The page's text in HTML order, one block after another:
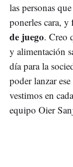
las personas
ponerles cara, y
de juego. Creo
y alimentación
día para la
poder lanzar
vestimos en
equipo Oier